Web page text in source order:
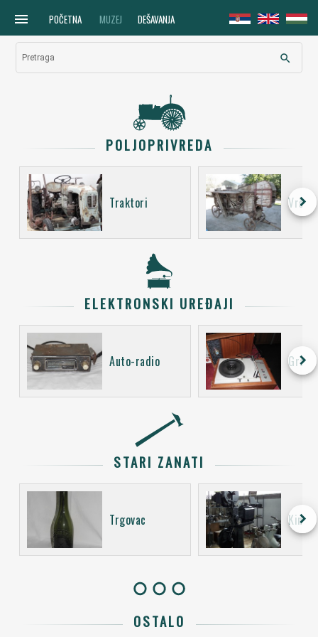
menu POČETNA MUZEJ DEŠAVANJA
Pretraga search
POLJOPRIVREDA
Traktori keyboard_arrow_right
ELEKTRONSKI UREĐAJI
Auto-radio keyboard_arrow_right
STARI ZANATI
Trgovac Kino
keyboard_arrow_right
OSTALO